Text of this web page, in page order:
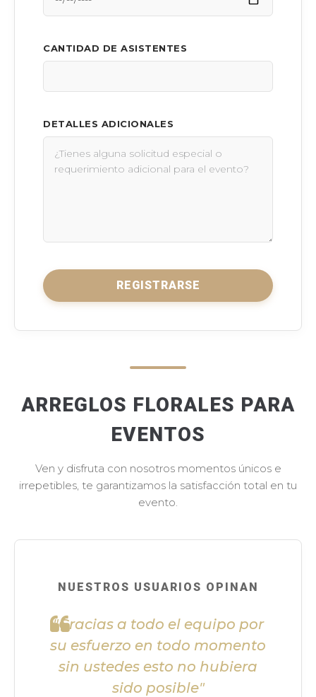
CANTIDAD DE ASISTENTES
DETALLES ADICIONALES
REGISTRARSE
ARREGLOS FLORALES PARA
EVENTOS
Ven y disfruta con nosotros momentos únicos e
irrepetibles, te garantizamos la satisfacción total en tu
evento.
NUESTROS USUARIOS OPINAN
"Gracias a todo el equipo por
su esfuerzo en todo momento
sin ustedes esto no hubiera
sido posible"